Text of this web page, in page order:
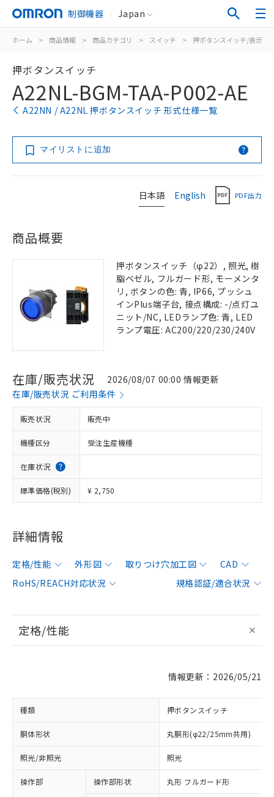
制御機器 Japan
ホーム > 商品情報 > 商品カテゴリ > スイッチ > 押ボタンスイッチ/表示灯
押ボタンスイッチ
A22NL-BGM-TAA-P002-AE
A22NN / A22NL 押ボタンスイッチ 形式仕様一覧
マイリストに追加
日本語 English PDF出力
商品概要
押ボタンスイッチ（φ22）, 照光, 樹
脂ベゼル, フルガード形, モーメンタ
リ, ボタンの色: 青, IP66, プッシュ
インPlus端子台, 接点構成: -/点灯ユ
ニット/NC, LEDランプ色: 青, LED
ランプ電圧: AC200/220/230/240V
在庫/販売状況
2026/08/07 00:00 情報更新
在庫/販売状況 ご利用条件
販売状況 販売中
機種区分 受注生産機種
在庫状況
標準価格(税別) ¥ 2,750
詳細情報
定格/性能 外形図 取りつけ穴加工図
CAD
RoHS/REACH対応状況
規格認証/適合状況
定格/性能
情報更新：2026/05/21
種類 押ボタンスイッチ
胴体形状 丸胴形(φ22/25mm共用)
照光/非照光 照光
操作部 操作部形状 丸形 フルガード形